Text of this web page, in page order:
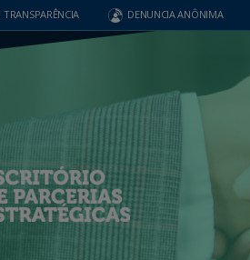
TRANSPARÊNCIA DENUNCIA ANÔNIMA